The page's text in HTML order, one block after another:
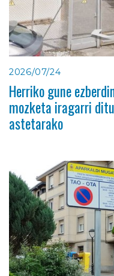
2026/07/24
Herriko gune
mozketa iragarri
astetarako